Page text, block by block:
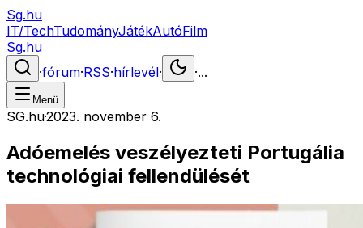
Sg.hu
IT/TechTudományJátékAutóFilm
Sg.hu
·fórum·RSS·hírlevél· ·...
Menü
SG.hu·2023. november 6.
Adóemelés veszélyezteti Portugália
technológiai fellendülését